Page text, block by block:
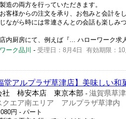
造の両方を行っていただきます。
客様からの注文を承り、お包みと会計を
ながら時には常連さんとの会話も楽しみ
内厨房にて、例えば『... ハローワーク求
ーク品川 - 受理日：8月4日 有効期限：10
堂アルプラザ草津店】美味しい和
社 柿安本店 東京本部 - 滋賀県草
クエア南エリア アルプラザ草津内
円 - パート